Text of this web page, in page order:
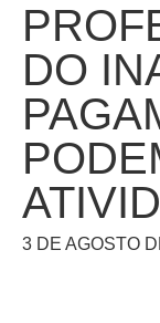
DO
3 DE AGOSTO